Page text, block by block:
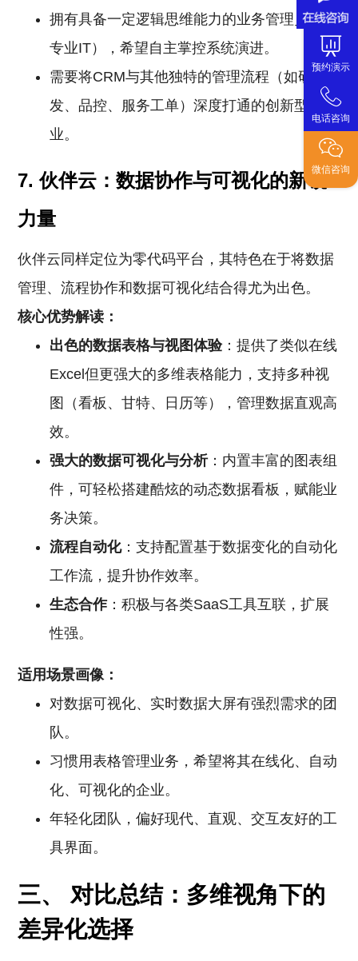
预约演示
电话咨询
微信咨询
拥有具备一定逻辑思维能力的业务管理员（非
专业IT），希望自主掌控系统演进。
需要将CRM与其他独特的管理流程（如研
发、品控、服务工单）深度打通的创新型企
业。
7. 伙伴云：数据协作与可视化的新锐
力量
伙伴云同样定位为零代码平台，其特色在于将数据
管理、流程协作和数据可视化结合得尤为出色。
核心优势解读：
出色的数据表格与视图体验：提供了类似在线
Excel但更强大的多维表格能力，支持多种视
图（看板、甘特、日历等），管理数据直观高
效。
强大的数据可视化与分析：内置丰富的图表组
件，可轻松搭建酷炫的动态数据看板，赋能业
务决策。
流程自动化：支持配置基于数据变化的自动化
工作流，提升协作效率。
生态合作：积极与各类SaaS工具互联，扩展
性强。
适用场景画像：
对数据可视化、实时数据大屏有强烈需求的团
队。
习惯用表格管理业务，希望将其在线化、自动
化、可视化的企业。
年轻化团队，偏好现代、直观、交互友好的工
具界面。
三、 对比总结：多维视角下的
差异化选择